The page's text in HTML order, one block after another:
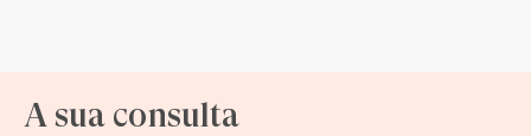
A sua consulta